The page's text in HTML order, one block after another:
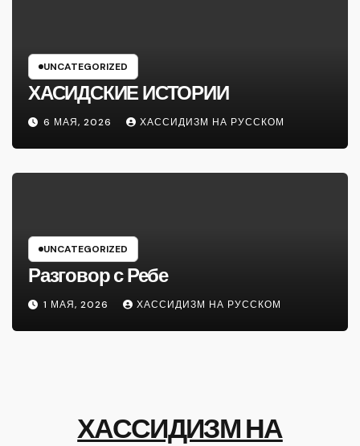
UNCATEGORIZED
ХАСИДСКИЕ ИСТОРИИ
6 МАЯ, 2026 ХАССИДИЗМ НА РУССКОМ
UNCATEGORIZED
Разговор с Ребе
1 МАЯ, 2026 ХАССИДИЗМ НА РУССКОМ
ХАССИДИЗМ НА